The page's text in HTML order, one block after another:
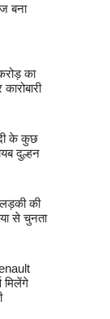
बना
का
के कुछ
दुल्हन
की
से चुनता
मिलेंगे